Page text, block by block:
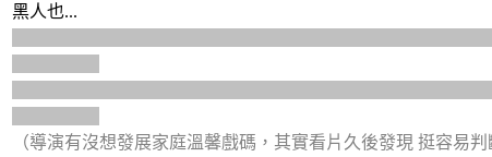
黑人也...
（導演有沒想發展家庭溫馨戲碼，其實看片久後發現 挺容易